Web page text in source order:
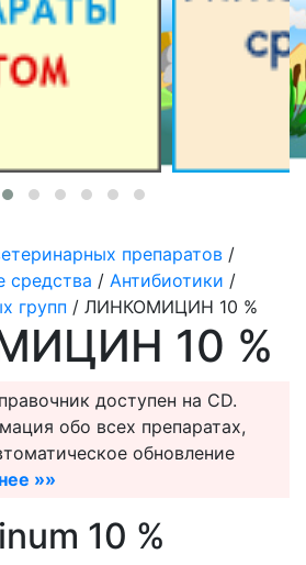
препаратов /
средства / Антибиотики /
групп / ЛИНКОМИЦИН 10 %
10 %
доступен на CD.
обо всех препаратах,
обновление
»»
10 %